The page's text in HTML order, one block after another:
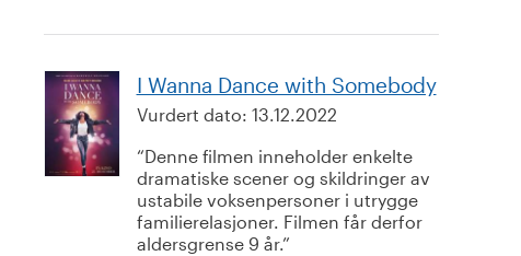
I Wanna Dance with Somebody
Vurdert dato: 13.12.2022
Denne filmen inneholder enkelte
dramatiske scener og skildringer av
ustabile voksenpersoner i utrygge
familierelasjoner. Filmen får derfor
aldersgrense 9 år.